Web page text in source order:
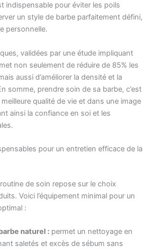
indispensable pour éviter les poils
un style de barbe parfaitement défini,
personnelle.
validées par une étude impliquant
non seulement de réduire de 85% les
aussi d’améliorer la densité et la
somme, prendre soin de sa barbe, c’est
qualité de vie et dans une image
ainsi la confiance en soi et les
pour un entretien efficace de la
routine de soin repose sur le choix
Voici l’équipement minimal pour un
:
naturel : permet un nettoyage en
saletés et excès de sébum sans